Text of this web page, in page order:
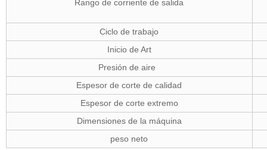
Rango de corriente de salida
Ciclo de trabajo
Inicio de Art
Presión de aire
Espesor de corte de calidad
Espesor de corte extremo
Dimensiones de la máquina
peso neto